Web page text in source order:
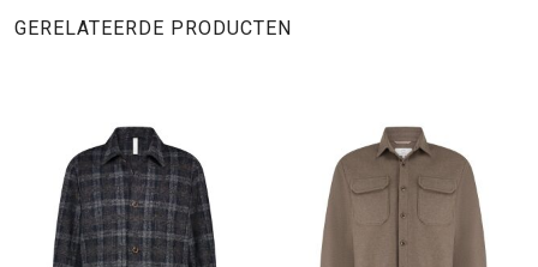
GERELATEERDE PRODUCTEN